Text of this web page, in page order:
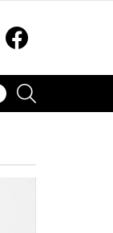
SWITCH
SKIN